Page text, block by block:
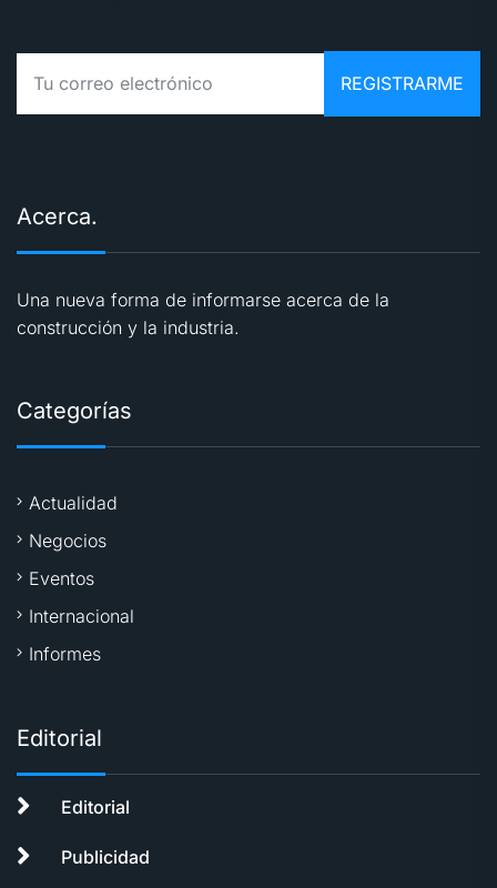
Acerca.
Una nueva forma de informarse acerca de la
construcción y la industria.
Categorías
Actualidad
Negocios
Eventos
Internacional
Informes
Editorial
Editorial
Publicidad